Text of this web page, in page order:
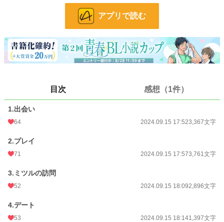
・軽い暴力行為が含まれますので苦手な方はご注意ください
・DomSubを知らない方でも読めるよう説明が時々出てきます
・ハードな躾はありません。基本甘々です
＠Dom/Subユニバース
この世界には男女の性の他にダイナミクスと呼ばれる第二の性が存在している。
DomはSubを支配し庇護したい欲があり、SubはDomに支配されて従いたい欲が
れるDomとSubの両方を持っている者もいる。
小説
お気に入り
24h.ポイント 0 pt
文字数
更新日時
アプリで読む
目次 感想（1件）
1.出会い
64 2024.09.15 17:523,367文字
2.プレイ
71 2024.09.15 17:573,761文字
3.ミツルの訪問
52 2024.09.15 18:092,896文字
4.デート
53 2024.09.15 18:141,397文字